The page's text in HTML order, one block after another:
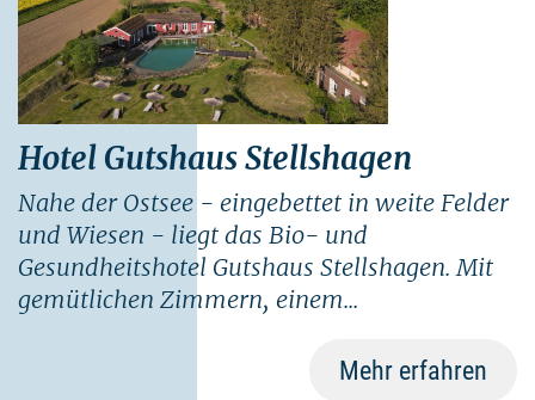
Hotel Gutshaus Stellshagen
Nahe der Ostsee - eingebettet in weite Felder
und Wiesen - liegt das Bio- und
Gesundheitshotel Gutshaus Stellshagen. Mit
gemütlichen Zimmern, einem...
Mehr erfahren